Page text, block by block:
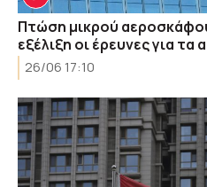
Πτώση μικρού
εξέλιξη οι έρευνες για τα
26/06 17:10